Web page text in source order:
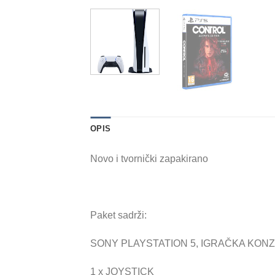
OPIS
Novo i tvornički zapakirano
Paket sadrži:
SONY PLAYSTATION 5, IGRAČKA
1 x JOYSTICK